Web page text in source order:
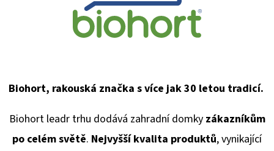
Biohort, rakouská značka s více jak 30 letou tradicí.
Biohort leadr trhu dodává zahradní domky zákazníkům
po celém světě. Nejvyšší kvalita produktů, vynikající